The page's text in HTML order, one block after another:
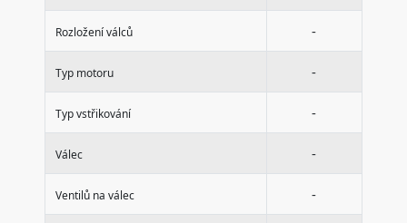
Rozložení válců -
Typ motoru -
Typ vstřikování -
Válec -
Ventilů na válec -